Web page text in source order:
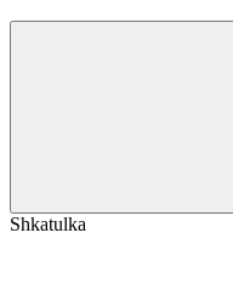
Shkatulka